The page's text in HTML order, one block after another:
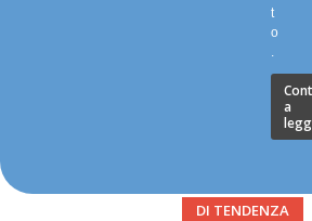
t
o
.
a
DI TENDENZA